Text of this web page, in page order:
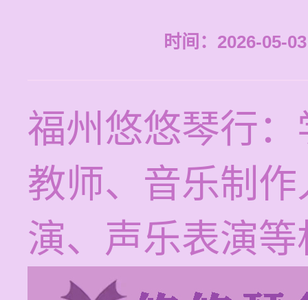
时间：2026-05-
福州悠悠琴行
教师、音乐制
演、声乐表演